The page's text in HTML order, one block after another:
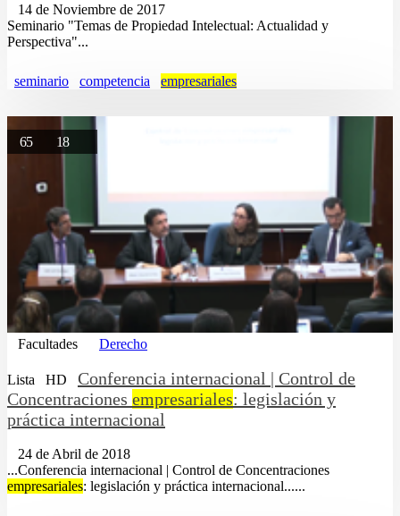
14 de Noviembre de 2017
Seminario "Temas de Propiedad Intelectual: Actualidad y
Perspectiva"...
seminario competencia empresariales
65 18
Facultades Derecho
Lista HD
Conferencia internacional | Control de
Concentraciones empresariales: legislación y
práctica internacional
24 de Abril de 2018
...Conferencia internacional | Control de Concentraciones
empresariales: legislación y práctica internacional......